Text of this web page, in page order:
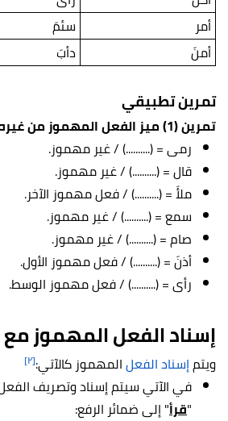
أمر
سئمَ
أمنَ
دأبَ
تمرين تطبيقي
تمرين (1) ميز الفعل المهموز من غيره من الأفعال الآتية:
رمى = (..........) / غير مهموز.
قال = (..........) / غير مهموز.
ملأَ = (..........) / فعل مهموز الآخر.
سمع = (..........) / غير مهموز.
صام = (..........) / غير مهموز.
أذنَ = (..........) / فعل مهموز الأول.
رأى = (..........) / فعل مهموز الوسط.
إسناد الفعل المهموز مع
ويتمإسناد الفعلالمهموز كالآتي:[٢]
في الآتي سيتم إسناد وتصريف
"قرأ" إلى ضمائر الرفع: